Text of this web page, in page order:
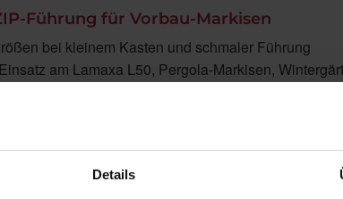
Details
Führung für Vorbau-Markisen
bei kleinem Kasten und schmaler Führung
am Lamaxa L50, Pergola-Markisen,